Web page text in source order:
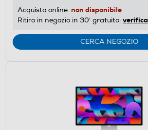
Acquisto online: non disponibile
Ritiro in negozio in 30' gratuito: verifica
CERCA NEGOZIO